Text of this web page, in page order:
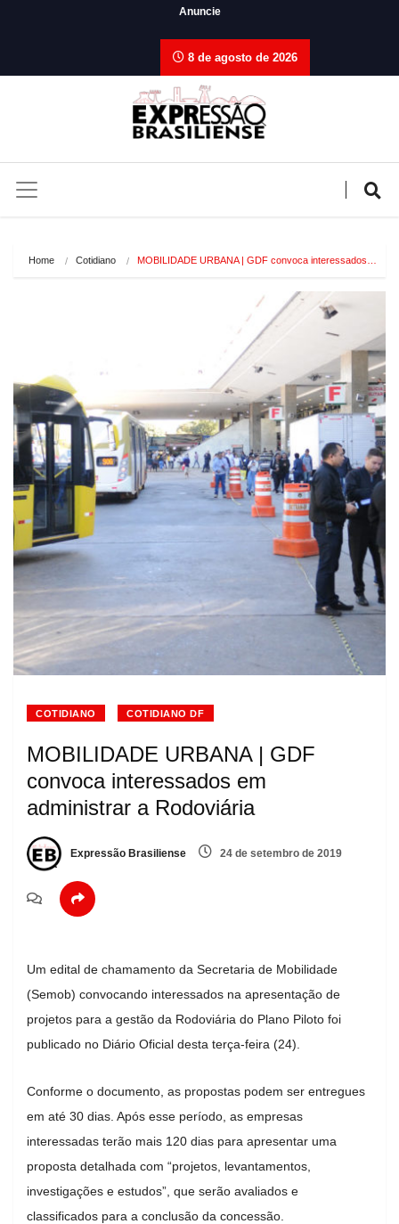
Anuncie
8 de agosto de 2026
Home Cotidiano MOBILIDADE URBANA | GDF convoca interessados…
COTIDIANO COTIDIANO DF
MOBILIDADE URBANA | GDF
convoca interessados em
administrar a Rodoviária
Expressão Brasiliense 24 de setembro de 2019
Um edital de chamamento da Secretaria de Mobilidade
(Semob) convocando interessados na apresentação de
projetos para a gestão da Rodoviária do Plano Piloto foi
publicado no Diário Oficial desta terça-feira (24).
Conforme o documento, as propostas podem ser entregues
em até 30 dias. Após esse período, as empresas
interessadas terão mais 120 dias para apresentar uma
proposta detalhada com “projetos, levantamentos,
investigações e estudos”, que serão avaliados e
classificados para a conclusão da concessão.